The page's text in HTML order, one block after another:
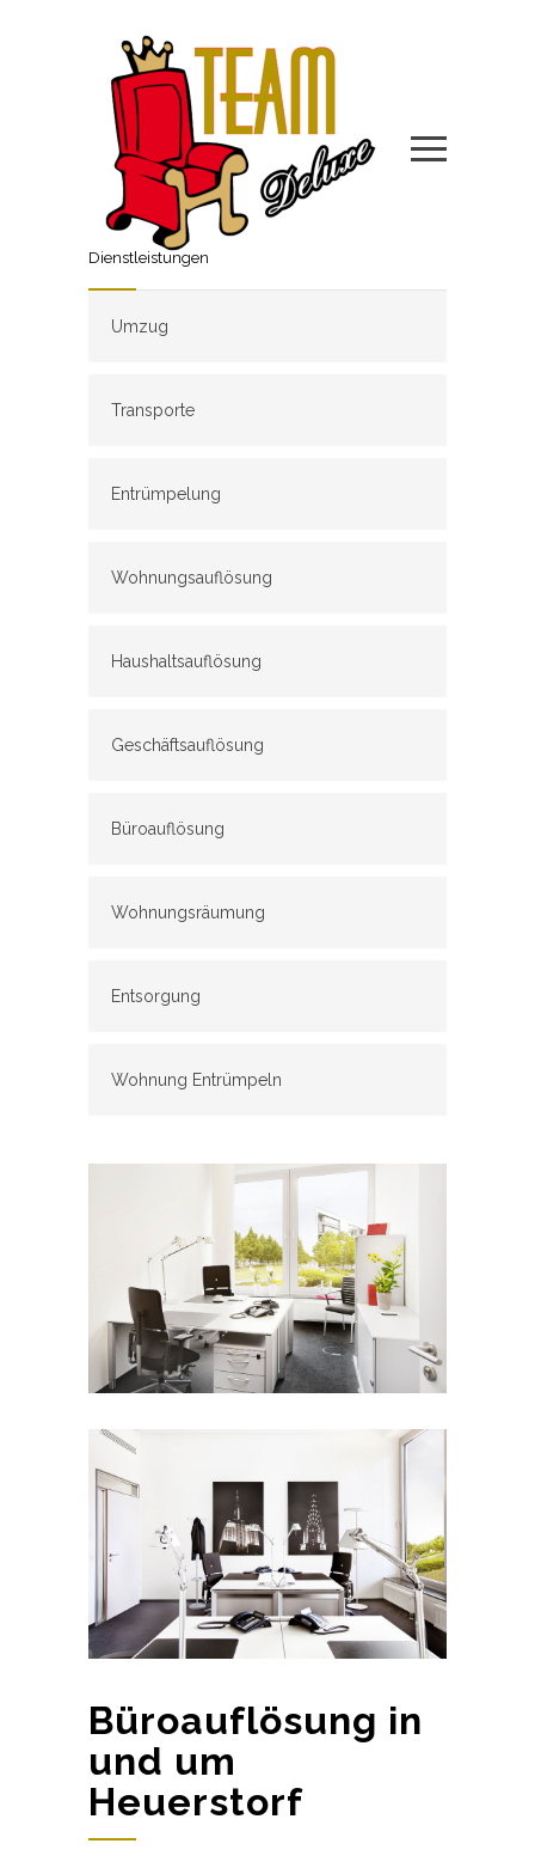
Dienstleistungen
Umzug
Transporte
Entrümpelung
Wohnungsauflösung
Haushaltsauflösung
Geschäftsauflösung
Büroauflösung
Wohnungsräumung
Entsorgung
Wohnung Entrümpeln
Büroauflösung in
und um
Heuerstorf